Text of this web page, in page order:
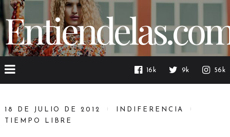
16k 9k 56k
18 DE JULIO DE 2012
INDIFERENCIA
TIEMPO LIBRE